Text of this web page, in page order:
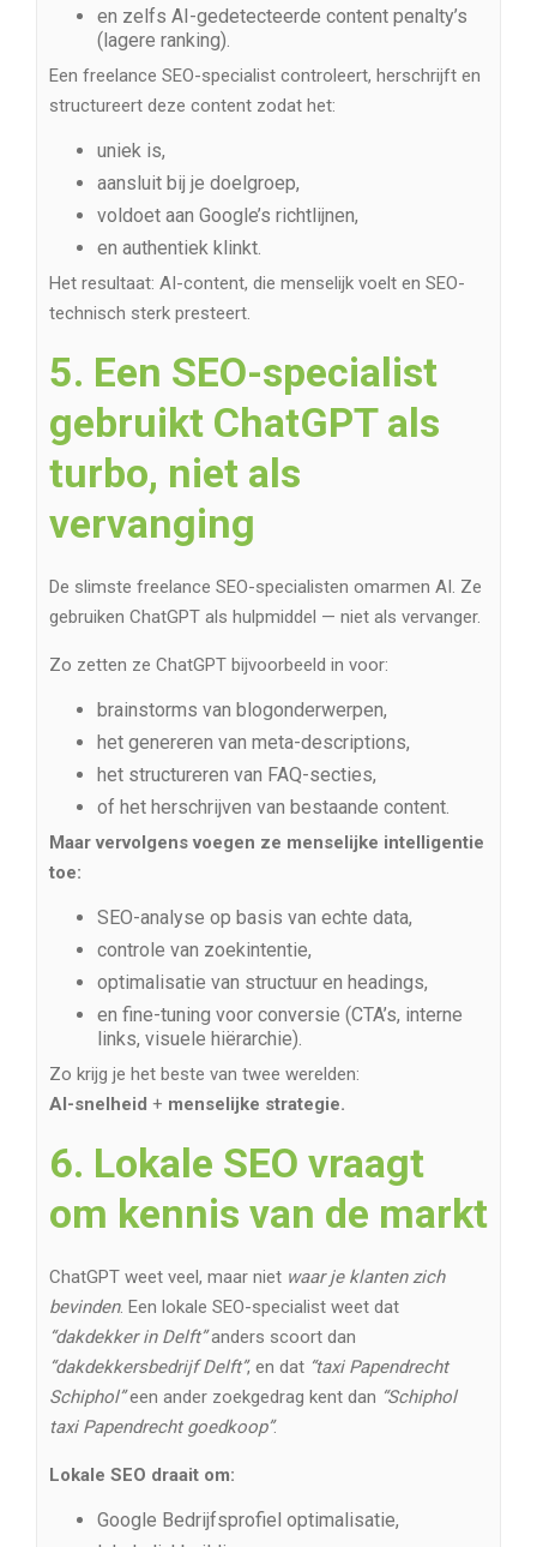
en zelfs AI-gedetecteerde content penalty’s
(lagere ranking).
Een freelance SEO-specialist controleert, herschrijft en
structureert deze content zodat het:
uniek is,
aansluit bij je doelgroep,
voldoet aan Google’s richtlijnen,
en authentiek klinkt.
Het resultaat: AI-content, die menselijk voelt en SEO-
technisch sterk presteert.
5. Een SEO-specialist
gebruikt ChatGPT als
turbo, niet als
vervanging
De slimste freelance SEO-specialisten omarmen AI. Ze
gebruiken ChatGPT als hulpmiddel — niet als vervanger.
Zo zetten ze ChatGPT bijvoorbeeld in voor:
brainstorms van blogonderwerpen,
het genereren van meta-descriptions,
het structureren van FAQ-secties,
of het herschrijven van bestaande content.
Maar vervolgens voegen ze menselijke intelligentie
toe:
SEO-analyse op basis van echte data,
controle van zoekintentie,
optimalisatie van structuur en headings,
en fine-tuning voor conversie (CTA’s, interne
links, visuele hiërarchie).
Zo krijg je het beste van twee werelden:
AI-snelheid + menselijke strategie.
6. Lokale SEO vraagt
om kennis van de markt
ChatGPT weet veel, maar niet waar je klanten zich
bevinden. Een lokale SEO-specialist weet dat
“dakdekker in Delft”anders scoort dan
“dakdekkersbedrijf Delft”, en dat “taxi Papendrecht
Schiphol”een ander zoekgedrag kent dan “Schiphol
taxi Papendrecht goedkoop”.
Lokale SEO draait om:
Google Bedrijfsprofiel optimalisatie,